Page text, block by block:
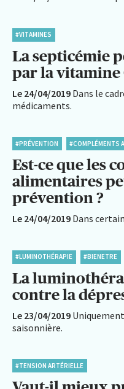
#VITAMINES
La septicémie
par la vitamine
Le 24/04/2019 Dans le
médicaments.
#PRÉVENTION #COMPLÉMENTS
Est-ce que les
alimentaires
prévention ?
Le 24/04/2019 Dans
#LUMINOTHÉRAPIE #BIENETRE
La
contre la
Le 23/04/2019
saisonnière.
#TENSION ARTÉRIELLE